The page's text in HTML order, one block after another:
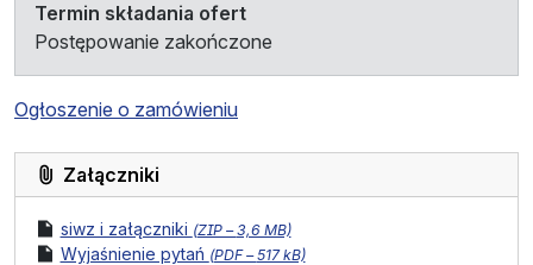
Termin składania ofert
Postępowanie zakończone
Ogłoszenie o zamówieniu
Załączniki
plik
siwz i załączniki (format pliku:
ZIP – rozmiar pliku:
3,6 MB)
plik
Wyjaśnienie pytań (format pliku:
PDF – rozmiar pliku:
517 kB)